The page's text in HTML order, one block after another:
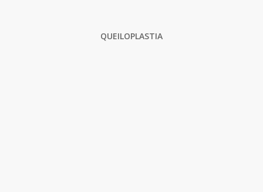
QUEILOPLASTIA